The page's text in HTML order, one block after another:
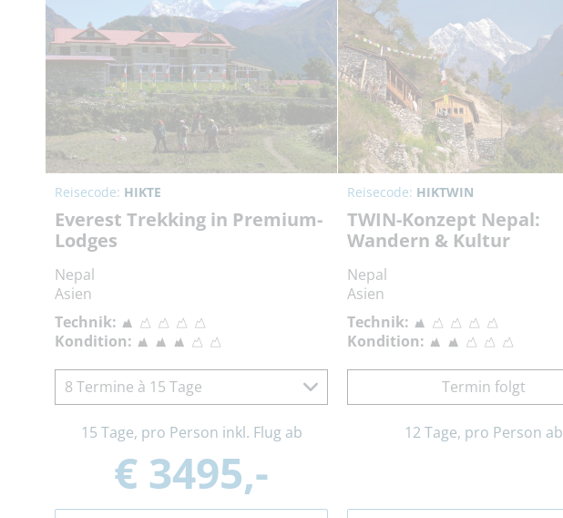
Reisecode: HIKTE
Everest Trekking in Premium-
Lodges
Nepal
Asien
Technik:
Kondition:
8 Termine à 15 Tage
15 Tage, pro Person inkl. Flug ab
€ 3495,-
Reisecode: HIKTWIN
TWIN-Konzept Nepal:
Wandern & Kultur
Nepal
Asien
Technik:
Kondition:
Termin folgt
12 Tage, pro Person ab